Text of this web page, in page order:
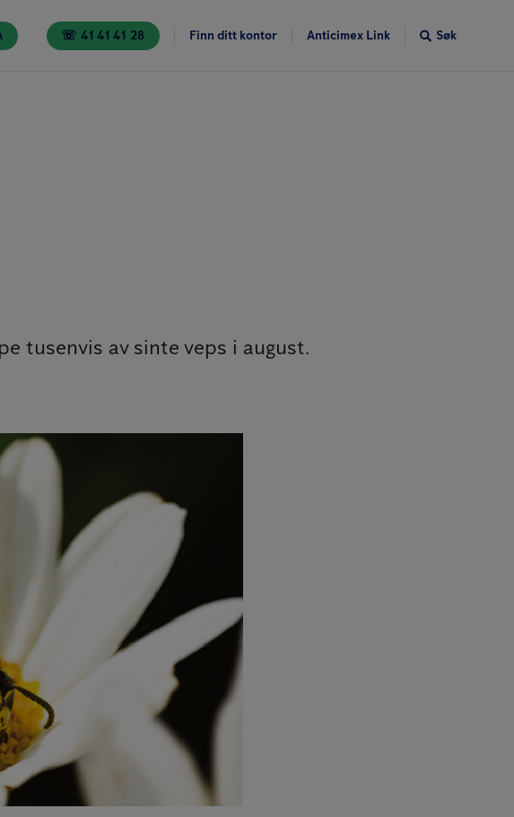
☏ 41 41 41 28 Finn ditt kontor Anticimex Link Søk
tusenvis av sinte veps i august.